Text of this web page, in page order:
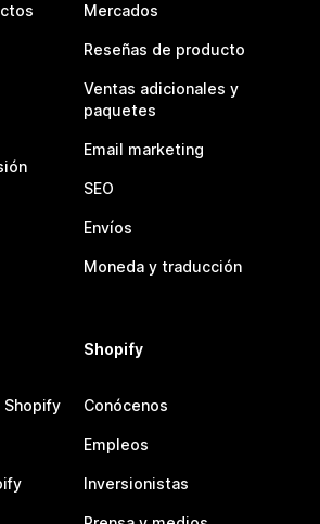
Mercados
Reseñas de producto
Ventas adicionales y
paquetes
Email marketing
SEO
Envíos
Moneda y traducción
Shopify
Shopify
Conócenos
Empleos
Inversionistas